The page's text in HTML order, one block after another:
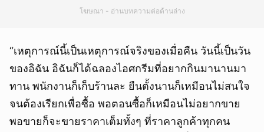
โฆษณา - อ่านบทความต่อด้านล่าง
“เหตุการณ์นี้เป็นเหตุการณ์จริงของเมื่อคืน วันนี้เป็นวัน
ของอิฉัน อิฉันก็ได้ฉลองไอศกรีมที่อยากกินมานานมา
ทาน พนักงานก็เก็บร้านละ ยืนตั้งนานก็เหมือนไม่สนใจ
จนต้องเรียกเพื่อซื้อ พอตอนซื้อก็เหมือนไม่อยากขาย
พอขายก็จะขายราคาเต็มทั้งๆ ที่ราคาลูกค้าทุกคน